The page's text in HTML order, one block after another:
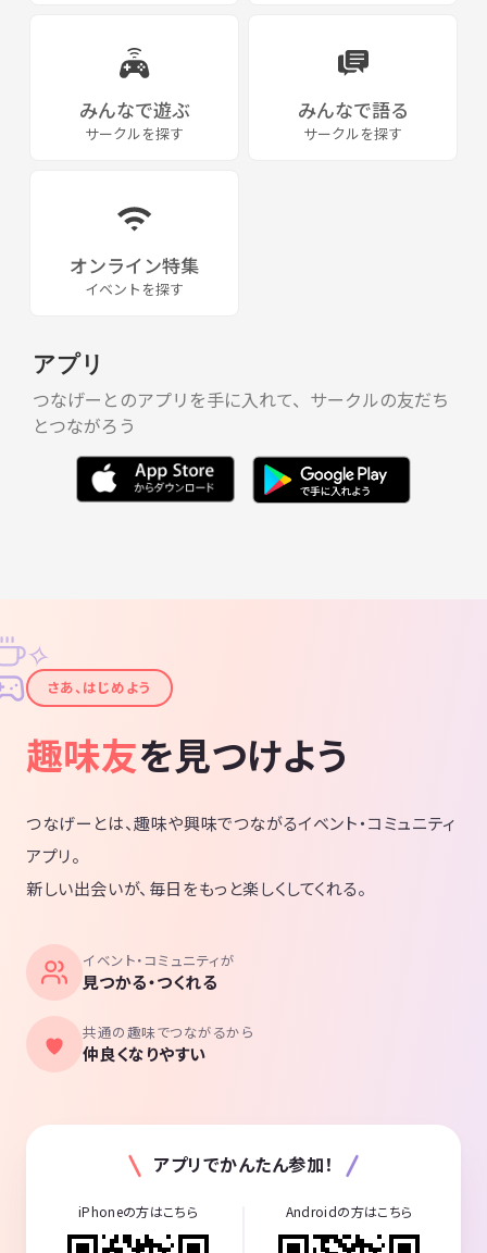
みんなで遊ぶ
サークルを探す
みんなで語る
サークルを探す
オンライン特集
イベントを探す
アプリ
つなげーとのアプリを手に入れて、サークルの友だち
とつながろう
✦
✧
さあ、はじめよう
趣味友を見つけよう
つなげーとは、趣味や興味でつながるイベント・コミュニティ
アプリ。
新しい出会いが、毎日をもっと楽しくしてくれる。
イベント・コミュニティが
見つかる・つくれる
共通の趣味でつながるから
仲良くなりやすい
アプリでかんたん参加！
iPhoneの方はこちら Androidの方はこちら